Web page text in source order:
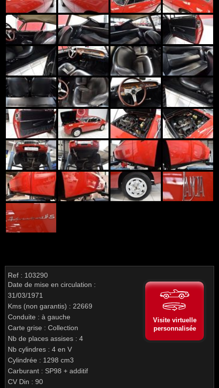
Ref : 103290
Date de mise en circulation :
31/03/1971
Kms (non garantis) : 22669
Conduite : à gauche
Carte grise : Collection
Nb de places assises : 4
Nb cylindres : 4 en V
Cylindrée : 1298 cm3
Carburant : SP98 + additif
CV Din : 90
Visite virtuelle
personnalisée